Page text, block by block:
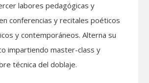
labores pedagógicas y
conferencias y recitales poéticos
y contemporáneos. Alterna su
impartiendo master-class y
técnica del doblaje.